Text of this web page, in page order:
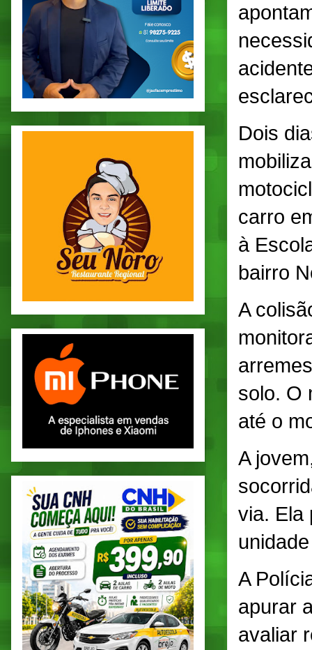
Dois
carro
à
bairro
A
solo. O
até o
A
via. Ela
A
apurar
avaliar